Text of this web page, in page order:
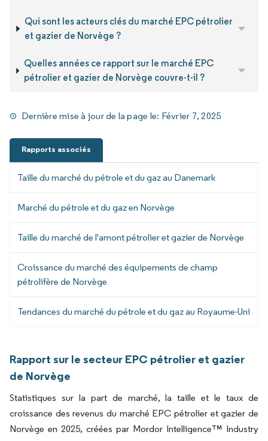
Qui sont les acteurs clés du marché EPC pétrolier
et gazier de Norvège ?
Quelles années ce rapport sur le marché EPC
pétrolier et gazier de Norvège couvre-t-il ?
Dernière mise à jour de la page le: Février 7, 2025
Rapports associés
Taille du marché du pétrole et du gaz au Danemark
Marché du pétrole et du gaz en Norvège
Taille du marché de l'amont pétrolier et gazier de Norvège
Croissance du marché des équipements de champ
pétrolifère de Norvège
Tendances du marché du pétrole et du gaz au Royaume-Uni
Rapport sur le secteur EPC pétrolier et gazier
de Norvège
Statistiques sur la part de marché, la taille et le taux de
croissance des revenus du marché EPC pétrolier et gazier de
Norvège en 2025, créées par Mordor Intelligence™ Industry